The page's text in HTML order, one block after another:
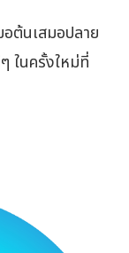
อต้นเสมอปลาย
ในครั้งใหม่ที่